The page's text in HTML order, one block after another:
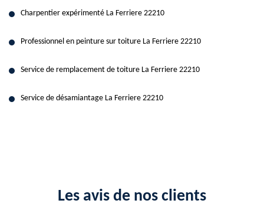
Charpentier expérimenté La Ferriere 22210
Professionnel en peinture sur toiture La Ferriere 22210
Service de remplacement de toiture La Ferriere 22210
Service de désamiantage La Ferriere 22210
Les avis de nos clients